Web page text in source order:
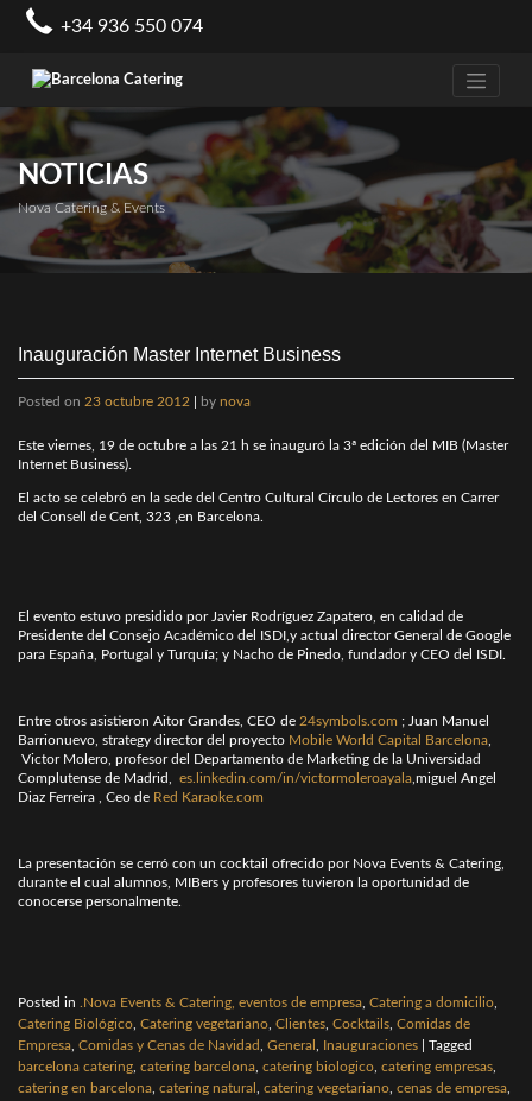
+34 936 550 074
NOTICIAS
Nova Catering & Events
Inauguración Master Internet Business
Posted on 23 octubre 2012 by nova
Este viernes, 19 de octubre a las 21 h se inauguró la 3ª edición del MIB (Master
Internet Business).
El acto se celebró en la sede del Centro Cultural Círculo de Lectores en Carrer
del Consell de Cent, 323 ,en Barcelona.
El evento estuvo presidido por Javier Rodríguez Zapatero, en calidad de
Presidente del Consejo Académico del ISDI,y actual director General de Google
para España, Portugal y Turquía; y Nacho de Pinedo, fundador y CEO del ISDI.
Entre otros asistieron Aitor Grandes, CEO de 24symbols.com ; Juan Manuel
Barrionuevo, strategy director del proyecto Mobile World Capital Barcelona,
Victor Molero, profesor del Departamento de Marketing de la Universidad
Complutense de Madrid, es.linkedin.com/in/victormoleroayala,miguel Angel
Diaz Ferreira , Ceo de Red Karaoke.com
La presentación se cerró con un cocktail ofrecido por Nova Events & Catering,
durante el cual alumnos, MIBers y profesores tuvieron la oportunidad de
conocerse personalmente.
Posted in .Nova Events & Catering, eventos de empresa, Catering a domicilio,
Catering Biológico, Catering vegetariano, Clientes, Cocktails, Comidas de
Empresa, Comidas y Cenas de Navidad, General , Inauguraciones
Tagged
barcelona catering, catering barcelona, catering biologico, catering empresas,
catering en barcelona, catering natural , catering vegetariano, cenas de empresa,